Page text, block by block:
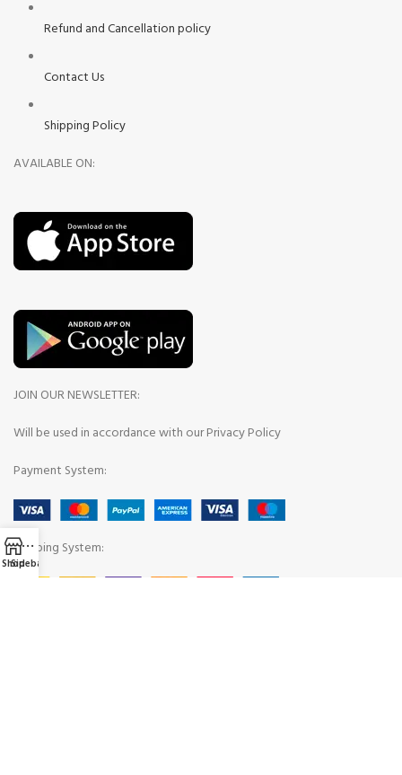
Refund and Cancellation policy
Contact Us
Shipping Policy
AVAILABLE ON:
JOIN OUR NEWSLETTER:
Will be used in accordance with our Privacy Policy
Payment System:
Shipping System:
Shop
Sidebar